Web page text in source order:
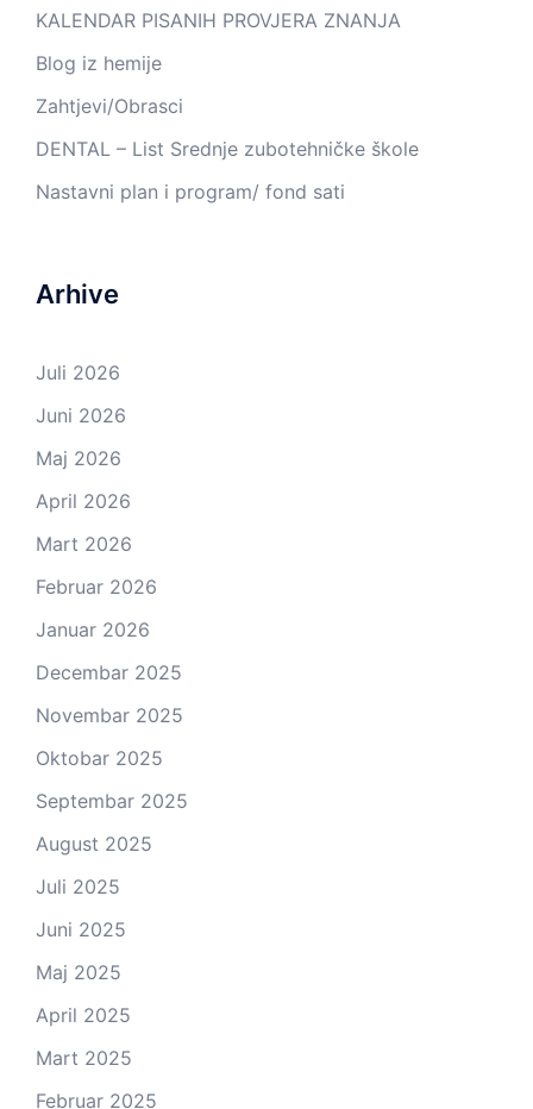
KALENDAR PISANIH PROVJERA ZNANJA
Blog iz hemije
Zahtjevi/Obrasci
DENTAL – List Srednje zubotehničke škole
Nastavni plan i program/ fond sati
Arhive
Juli 2026
Juni 2026
Maj 2026
April 2026
Mart 2026
Februar 2026
Januar 2026
Decembar 2025
Novembar 2025
Oktobar 2025
Septembar 2025
August 2025
Juli 2025
Juni 2025
Maj 2025
April 2025
Mart 2025
Februar 2025